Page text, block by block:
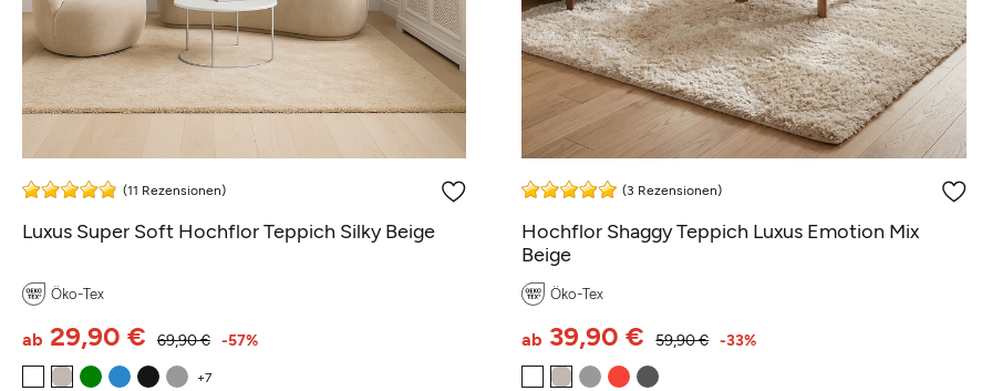
(11 Rezensionen)
Luxus Super Soft Hochflor Teppich Silky Beige
Öko-Tex
69,90 €
ab 29,90 € -57%
(3 Rezensionen)
Hochflor Shaggy Teppich Luxus Emotion Mix
Beige
Öko-Tex
59,90 €
ab 39,90 € -33%